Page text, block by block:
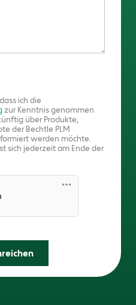
ich die
zur Kenntnis genommen
über Produkte,
der Bechtle PLM
werden möchte.
sich jederzeit am Ende der